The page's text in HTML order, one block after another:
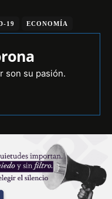
19 ECONOMÍA
son su pasión.